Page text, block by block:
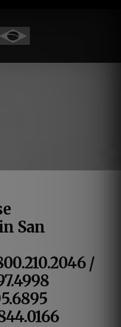
San
/